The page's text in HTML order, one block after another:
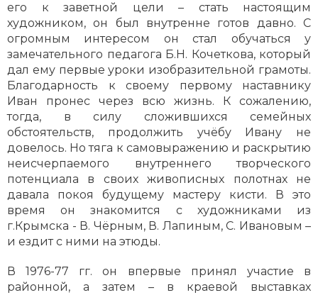
его к заветной цели – стать настоящим
художником, он был внутренне готов давно. С
огромным интересом он стал обучаться у
замечательного педагога Б.Н. Кочеткова, который
дал ему первые уроки изобразительной грамоты.
Благодарность к своему первому наставнику
Иван пронес через всю жизнь. К сожалению,
тогда, в силу сложившихся семейных
обстоятельств, продолжить учёбу Ивану не
довелось. Но тяга к самовыражению и раскрытию
неисчерпаемого внутреннего творческого
потенциала в своих живописных полотнах не
давала покоя будущему мастеру кисти. В это
время он знакомится с художниками из
г.Крымска - В. Чёрным, В. Лапиным, С. Ивановым –
и ездит с ними на этюды.
В 1976-77 гг. он впервые принял участие в
районной, а затем – в краевой выставках